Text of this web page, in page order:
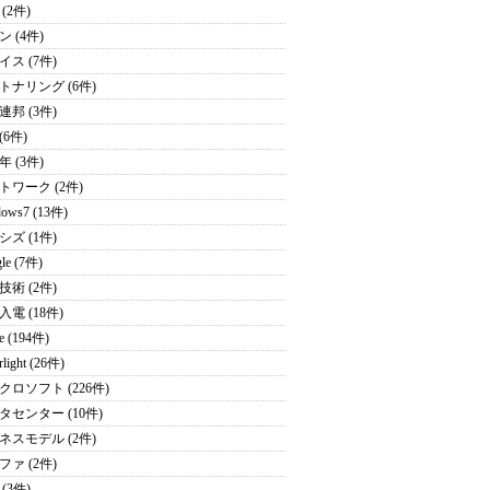
(2件)
(4件)
ス (7件)
ナリング (6件)
邦 (3件)
件)
(3件)
ワーク (2件)
(13件)
ズ (1件)
(7件)
術 (2件)
電 (18件)
(194件)
(26件)
ロソフト (226件)
センター (10件)
スモデル (2件)
ァ (2件)